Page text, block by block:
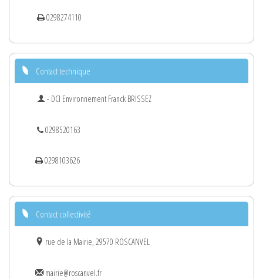
0298274110
Contact technique
- DCI Environnement Franck BRISSEZ
0298520163
0298103626
Contact collectivité
rue de la Mairie, 29570 ROSCANVEL
mairie@roscanvel.fr